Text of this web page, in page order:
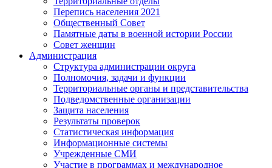
Перепись населения 2021
Общественный Совет
Памятные даты в военной истории России
Совет женщин
Администрация
Структура администрации округа
Полномочия, задачи и функции
Территориальные органы и представительства
Подведомственные организации
Защита населения
Результаты проверок
Статистическая информация
Информационные системы
Учрежденные СМИ
Участие в программах и международное